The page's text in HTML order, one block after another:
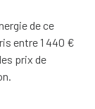
de ce
entre 1 440 €
prix de